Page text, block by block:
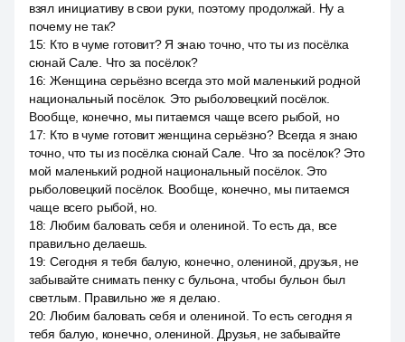
взял инициативу в свои руки, поэтому продолжай. Ну а
почему не так?
15: Кто в чуме готовит? Я знаю точно, что ты из посёлка
сюнай Сале. Что за посёлок?
16: Женщина серьёзно всегда это мой маленький родной
национальный посёлок. Это рыболовецкий посёлок.
Вообще, конечно, мы питаемся чаще всего рыбой, но
17: Кто в чуме готовит женщина серьёзно? Всегда я знаю
точно, что ты из посёлка сюнай Сале. Что за посёлок? Это
мой маленький родной национальный посёлок. Это
рыболовецкий посёлок. Вообще, конечно, мы питаемся
чаще всего рыбой, но.
18: Любим баловать себя и олениной. То есть да, все
правильно делаешь.
19: Сегодня я тебя балую, конечно, олениной, друзья, не
забывайте снимать пенку с бульона, чтобы бульон был
светлым. Правильно же я делаю.
20: Любим баловать себя и олениной. То есть сегодня я
тебя балую, конечно, олениной. Друзья, не забывайте